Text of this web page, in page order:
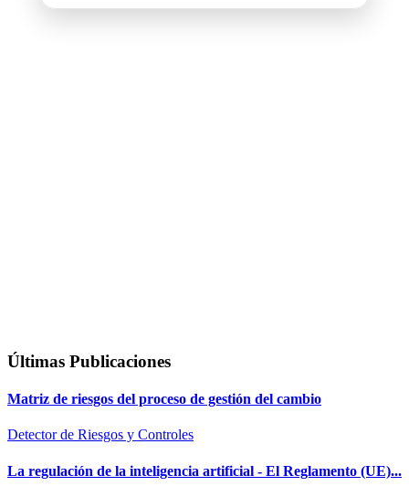
Últimas Publicaciones
Matriz de riesgos del proceso de gestión del cambio
Detector de Riesgos y Controles
La regulación de la inteligencia artificial - El Reglamento (UE)...